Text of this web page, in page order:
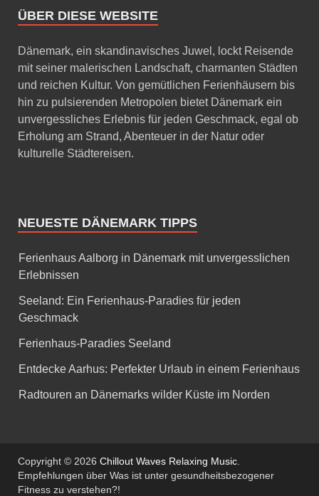
ÜBER DIESE WEBSITE
Dänemark, ein skandinavisches Juwel, lockt Reisende
mit seiner malerischen Landschaft, charmanten Städten
und reichen Kultur. Von gemütlichen Ferienhäusern bis
hin zu pulsierenden Metropolen bietet Dänemark ein
unvergessliches Erlebnis für jeden Geschmack, egal ob
Erholung am Strand, Abenteuer in der Natur oder
kulturelle Städtereisen.
NEUESTE DÄNEMARK TIPPS
Ferienhaus Aalborg in Dänemark mit unvergesslichen
Erlebnissen
Seeland: Ein Ferienhaus-Paradies für jeden
Geschmack
Ferienhaus-Paradies Seeland
Entdecke Aarhus: Perfekter Urlaub in einem Ferienhaus
Radtouren an Dänemarks wilder Küste im Norden
Copyright © 2026 Chillout Waves Relaxing Music
Empfehlungen über Was ist unter gesundheitsbezogener
Fitness zu verstehen?!